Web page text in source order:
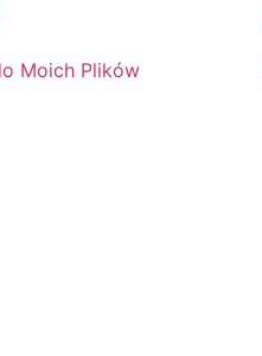
Moich Plików